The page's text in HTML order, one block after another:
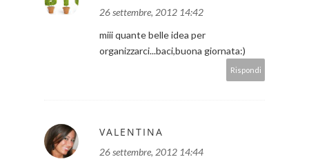
26 settembre, 2012 14:42
miii quante belle idea per
organizzarci...baci,buona giornata:)
Rispondi
VALENTINA
26 settembre, 2012 14:44